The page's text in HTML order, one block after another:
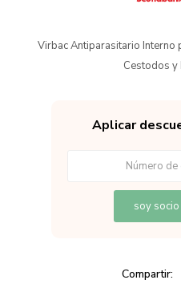
Virbac Antiparasitario Interno
Cestodos y
Aplicar
soy socio